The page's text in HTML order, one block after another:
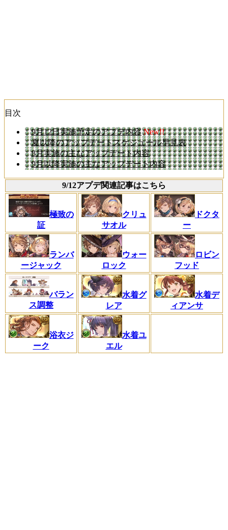
目次
9月12日実施予定のアプデ内容 New!!
夏以降のアップデートスケジュール早見表
8月実施の主なアップデート内容
9月以降実施の主なアップデート内容
9/12アプデ関連記事はこちら
極致の
証
クリュ
サオル
ドクタ
ー
ランバ
ージャック
ウォー
ロック
ロビン
フッド
バラン
ス調整
水着グ
レア
水着デ
ィアンサ
浴衣ジ
ーク
水着ユ
エル